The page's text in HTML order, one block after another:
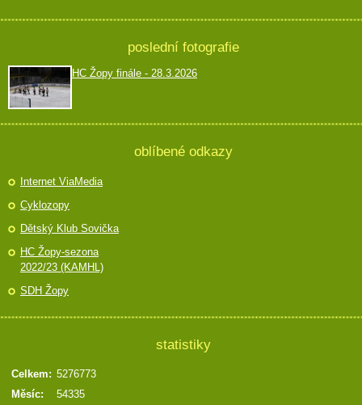
poslední fotografie
HC Žopy finále - 28.3.2026
oblíbené odkazy
Internet ViaMedia
Cyklozopy
Dětský Klub Sovička
HC Žopy-sezona
2022/23 (KAMHL)
SDH Žopy
statistiky
Celkem: 5276773
Měsíc:
54335